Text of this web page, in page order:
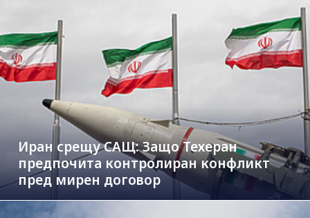
Иран срещу САЩ: Защо Техеран
предпочита контролиран конфликт
пред мирен договор